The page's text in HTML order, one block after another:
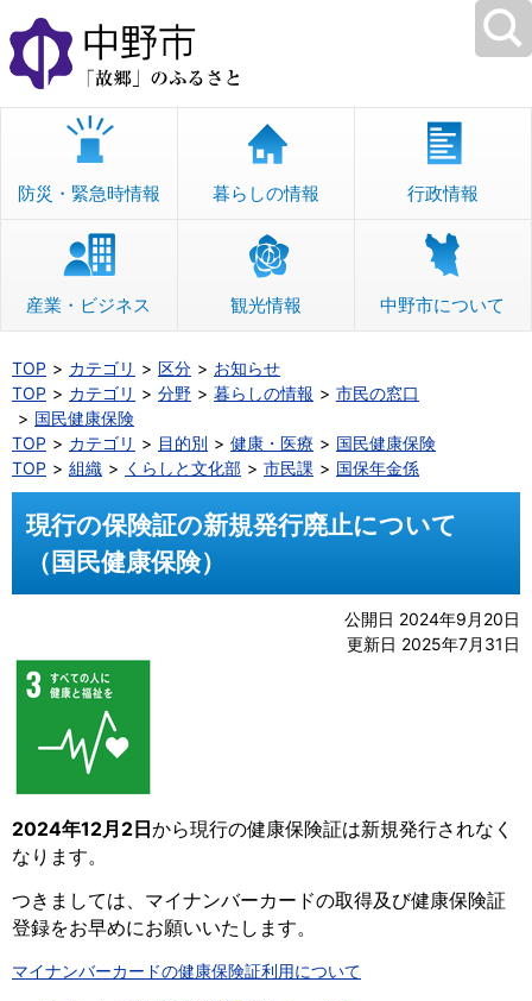
本
文
へ
移
防災・緊急時情報 暮らしの情報 行政情報
産業・ビジネス 観光情報 中野市について
TOP カテゴリ 区分
お知らせ
TOP
カテゴリ 分野 暮らしの情報
市民の窓口
国民健康保険
TOP
カテゴリ 目的別 健康・医療
国民健康保険
TOP
組織 くらしと文化部 市民課 国保年金係
現行の保険証の新規発行廃止について
（国民健康保険）
公開日 2024年9月20日
更新日 2025年7月31日
2024年12月2日から現行の健康保険証は新規発行されなく
なります。
つきましては、マイナンバーカードの取得及び健康保険証
登録をお早めにお願いいたします。
マイナンバーカードの健康保険証利用について